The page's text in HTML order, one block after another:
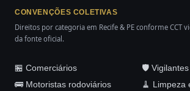
CONVENÇÕES COLETIVAS
Direitos por categoria em Recife & PE conforme CCT
da fonte oficial.
🏪 Comerciários
🛡️ Vigilantes
🚌 Motoristas rodoviários
🧹 Limpeza